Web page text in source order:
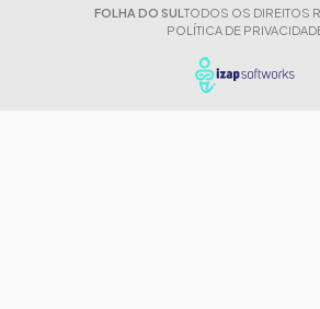
FOLHA DO SUL TODOS OS DIREITOS
POLÍTICA DE